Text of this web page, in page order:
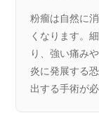
粉瘤は自然に
くなります。
り、強い痛み
炎に発展する
出する手術が